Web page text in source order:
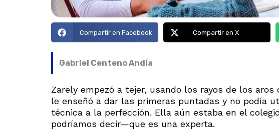
Compartir en Facebook Compartir en X
Gabriel Centeno Andía
Zarely empezó a tejer, usando los rayos de los
le enseñó a dar las primeras puntadas y no podía
técnica a la perfección. Ella aún estaba en el
podríamos decir—que es una experta.